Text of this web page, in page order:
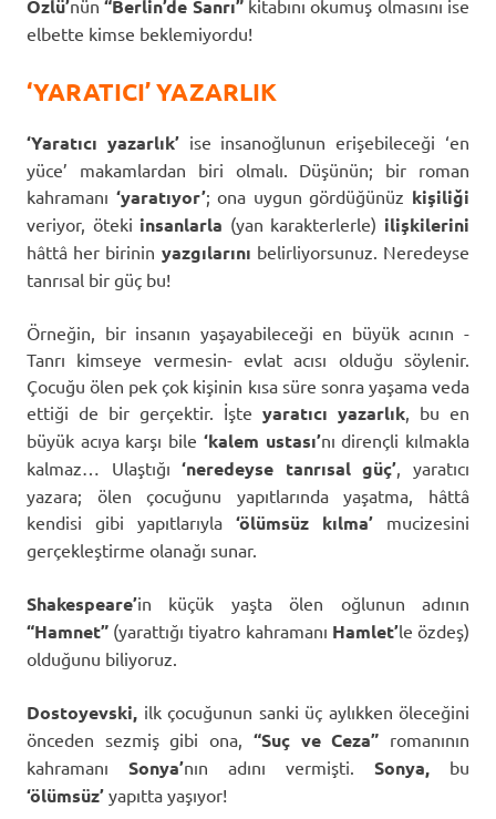
Özlü’nün“Berlin’de Sanrı”kitabını okumuş olmasını ise
elbette kimse beklemiyordu!
‘YARATICI’ YAZARLIK
‘Yaratıcı yazarlık’ise insanoğlunun erişebileceği ‘en
yüce’ makamlardan biri olmalı. Düşünün; bir roman
kahramanı ‘yaratıyor’; ona uygun gördüğünüz kişiliği
veriyor, öteki insanlarla (yan karakterlerle) ilişkilerini
hâttâ her birinin yazgılarını belirliyorsunuz. Neredeyse
tanrısal bir güç bu!
Örneğin, bir insanın yaşayabileceği en büyük acının -
Tanrı kimseye vermesin- evlat acısı olduğu söylenir.
Çocuğu ölen pek çok kişinin kısa süre sonra yaşama veda
ettiği de bir gerçektir. İşte yaratıcı yazarlık , bu en
büyük acıya karşı bile ‘kalem ustası’nı dirençli kılmakla
kalmaz… Ulaştığı‘neredeyse tanrısal güç’ , yaratıcı
yazara; ölen çocuğunu yapıtlarında yaşatma, hâttâ
kendisi gibi yapıtlarıyla ‘ölümsüz kılma’ mucizesini
gerçekleştirme olanağı sunar.
Shakespeare’in küçük yaşta ölen oğlunun adının
“Hamnet” (yarattığı tiyatro kahramanı Hamlet’le özdeş)
olduğunu biliyoruz.
Dostoyevski, ilk çocuğunun sanki üç aylıkken öleceğini
önceden sezmiş gibi ona, “Suç ve Ceza” romanının
kahramanı Sonya’nın adını vermişti. Sonya, bu
‘ölümsüz’ yapıtta yaşıyor!